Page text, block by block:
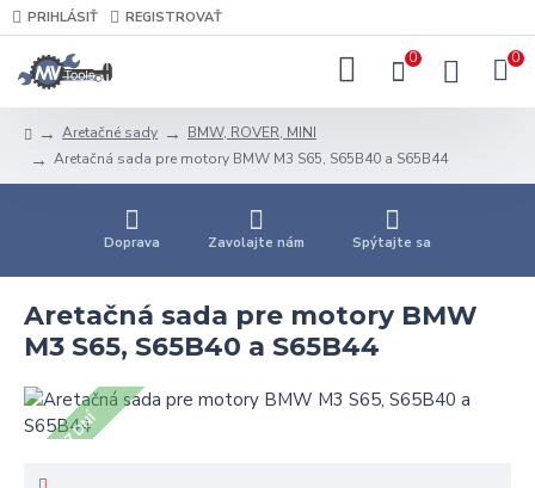
PRIHLÁSIŤ REGISTROVAŤ
0 0
Aretačné sady
BMW, ROVER, MINI
Aretačná sada pre motory BMW M3 S65, S65B40 a S65B44
Doprava Zavolajte nám Spýtajte sa
Aretačná sada pre motory BMW
M3 S65, S65B40 a S65B44
5 - 7 DNÍ